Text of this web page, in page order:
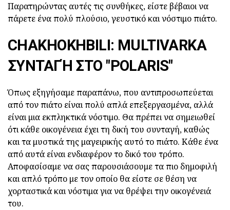
Παρατηρώντας αυτές τις συνθήκες, είστε βέβαιοι να
πάρετε ένα πολύ πλούσιο, γευστικό και νόστιμο πιάτο.
CHAKHOKHBILI: MULTIVARKA
ΣΥΝΤΑΓΉ ΣΤΟ "POLARIS"
Όπως εξηγήσαμε παραπάνω, που αντιπροσωπεύεται
από τον πιάτο είναι πολύ απλά επεξεργασμένα, αλλά
είναι μια εκπληκτικά νόστιμο. Θα πρέπει να σημειωθεί
ότι κάθε οικογένεια έχει τη δική του συνταγή, καθώς
και τα μυστικά της μαγειρικής αυτό το πιάτο. Κάθε ένα
από αυτά είναι ενδιαφέρον το δικό του τρόπο.
Αποφασίσαμε να σας παρουσιάσουμε τα πιο δημοφιλή
και απλό τρόπο με τον οποίο θα είστε σε θέση να
χορταστικά και νόστιμα για να θρέψει την οικογένειά
του.